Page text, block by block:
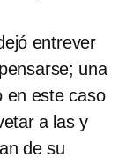
entrever
una
en este caso
a las y
de su